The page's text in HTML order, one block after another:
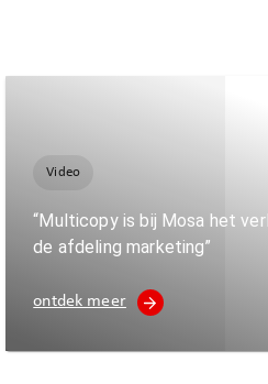
Video
“Multicopy is bij Mosa het
de afdeling marketing”
ontdek meer